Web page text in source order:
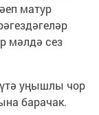
матур
мәлдә сез
уңышлы чор
барачак.